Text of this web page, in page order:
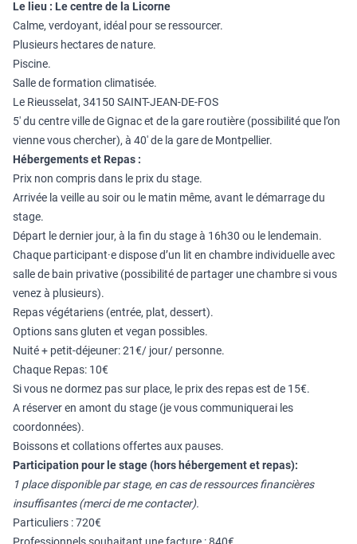
Le lieu : Le centre de la Licorne
Calme, verdoyant, idéal pour se ressourcer.
Plusieurs hectares de nature.
Piscine.
Salle de formation climatisée.
Le Rieusselat, 34150 SAINT-JEAN-DE-FOS
5′ du centre ville de Gignac et de la gare routière (possibilité que l’on
vienne vous chercher), à 40′ de la gare de Montpellier.
Hébergements et Repas :
Prix non compris dans le prix du stage.
Arrivée la veille au soir ou le matin même, avant le démarrage du
stage.
Départ le dernier jour, à la fin du stage à 16h30 ou le lendemain.
Chaque participant·e dispose d’un lit en chambre individuelle avec
salle de bain privative (possibilité de partager une chambre si vous
venez à plusieurs).
Repas végétariens (entrée, plat, dessert).
Options sans gluten et vegan possibles.
Nuité + petit-déjeuner: 21€/ jour/ personne.
Chaque Repas: 10€
Si vous ne dormez pas sur place, le prix des repas est de 15€.
A réserver en amont du stage (je vous communiquerai les
coordonnées).
Boissons et collations offertes aux pauses.
Participation pour le stage (hors hébergement et repas):
1 place disponible par stage, en cas de ressources financières
insuffisantes (merci de me contacter).
Particuliers : 720€